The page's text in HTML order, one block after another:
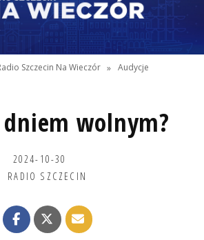
Szczecin Na Wieczór » Audycje
wolnym?
2024-10-30
RADIO SZCZECIN